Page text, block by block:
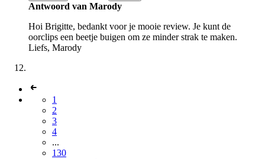
Antwoord van Marody
Hoi Brigitte, bedankt voor je mooie review. Je kunt de
oorclips een beetje buigen om ze minder strak te maken.
Liefs, Marody
1
2
3
4
...
130